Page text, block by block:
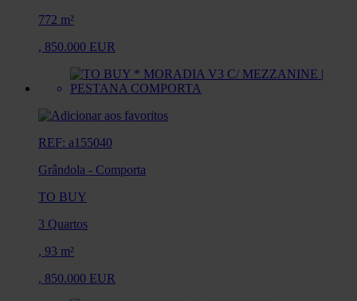
772 m²
, 850.000 EUR
REF: a155040
Grândola - Comporta
TO BUY
3 Quartos
, 93 m²
, 850.000 EUR